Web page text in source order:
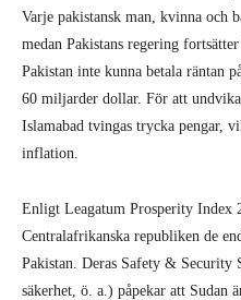
Varje pakistansk man, kvinna och
medan Pakistans regering
Pakistan inte kunna betala räntan
60 miljarder dollar. För att
Islamabad tvingas trycka pengar,
inflation.
Enligt Leagatum Prosperity Index
Centralafrikanska republiken de
Pakistan. Deras Safety &
säkerhet, ö. a.) påpekar att Sudan